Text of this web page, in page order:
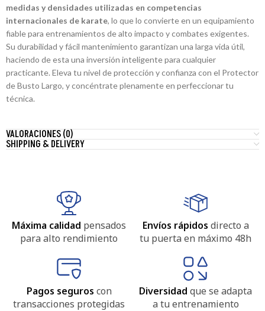
medidas y densidades utilizadas en competencias
internacionales de karate, lo que lo convierte en un equipamiento
fiable para entrenamientos de alto impacto y combates exigentes.
Su durabilidad y fácil mantenimiento garantizan una larga vida útil,
haciendo de esta una inversión inteligente para cualquier
practicante. Eleva tu nivel de protección y confianza con el Protector
de Busto Largo, y concéntrate plenamente en perfeccionar tu
técnica.
VALORACIONES (0)
SHIPPING & DELIVERY
Máxima calidad pensados
para alto rendimiento
Envíos rápidos directo a
tu puerta en máximo 48h
Pagos seguros con
transacciones protegidas
Diversidadque se adapta
a tu entrenamiento